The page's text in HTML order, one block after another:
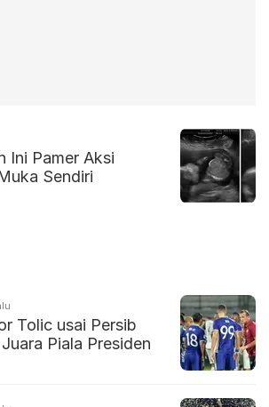
Ini Pamer Aksi
Sendiri
Tolic usai Persib
Piala Presiden